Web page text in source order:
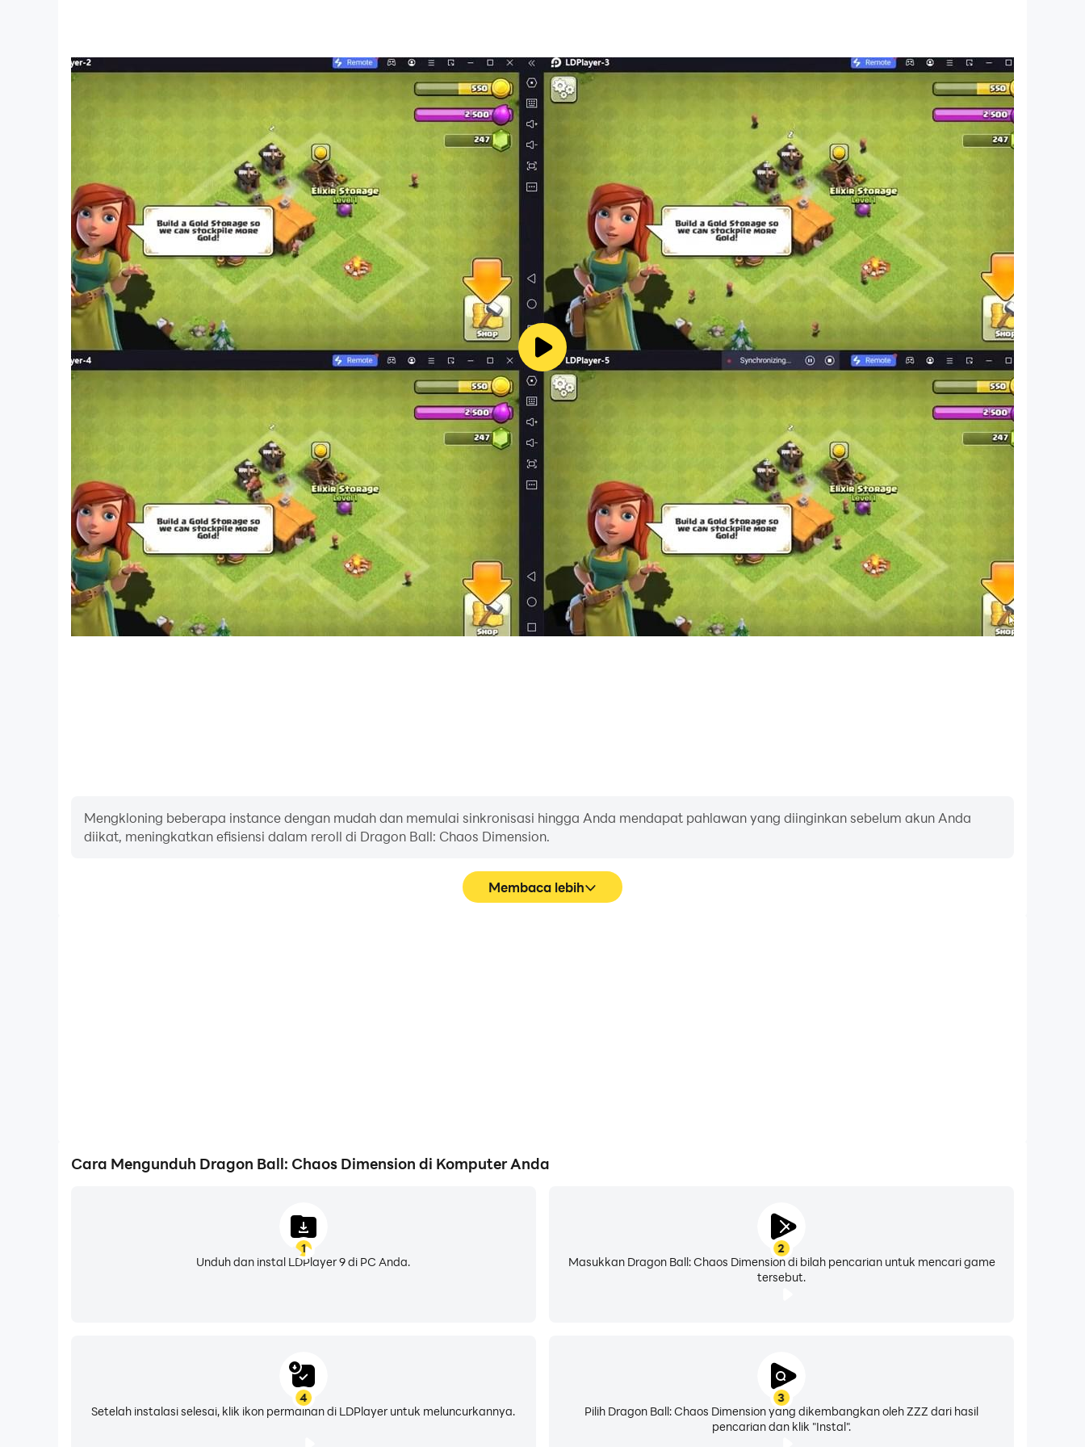
Mengkloning beberapa instance dengan mudah dan memulai sinkronisasi hingga Anda mendapat pahlawan yang diinginkan sebelum akun Anda
diikat, meningkatkan efisiensi dalam reroll di Dragon Ball: Chaos Dimension.
Membaca lebih
Cara Mengunduh Dragon Ball: Chaos Dimension di Komputer Anda
1
Unduh dan instal LDPlayer 9 di PC Anda.
2
Masukkan Dragon Ball: Chaos Dimension di bilah pencarian untuk mencari game
tersebut.
3
Pilih Dragon Ball: Chaos Dimension yang dikembangkan oleh ZZZ dari hasil
pencarian dan klik "Instal".
4
Setelah instalasi selesai, klik ikon permainan di LDPlayer untuk meluncurkannya.